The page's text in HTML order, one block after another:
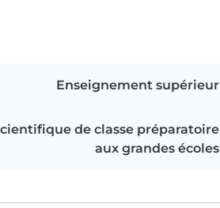
Enseignement supérieur
de classe préparatoire
aux grandes écoles